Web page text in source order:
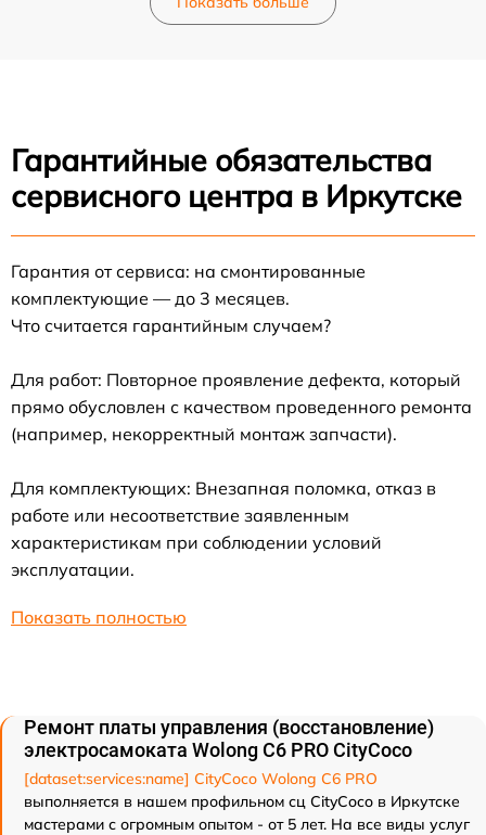
Гарантийные обязательства
сервисного центра в Иркутске
Гарантия от сервиса: на смонтированные
комплектующие — до 3 месяцев.
Что считается гарантийным случаем?
Для работ: Повторное проявление дефекта, который
прямо обусловлен с качеством проведенного ремонта
(например, некорректный монтаж запчасти).
Для комплектующих: Внезапная поломка, отказ в
работе или несоответствие заявленным
характеристикам при соблюдении условий
эксплуатации.
Показать полностью
Ремонт платы управления (восстановление)
электросамоката Wolong C6 PRO CityCoco
[dataset:services:name] CityCoco Wolong C6 PRO
выполняется в нашем профильном сц CityCoco в Иркутске
мастерами с огромным опытом - от 5 лет. На все виды услуг